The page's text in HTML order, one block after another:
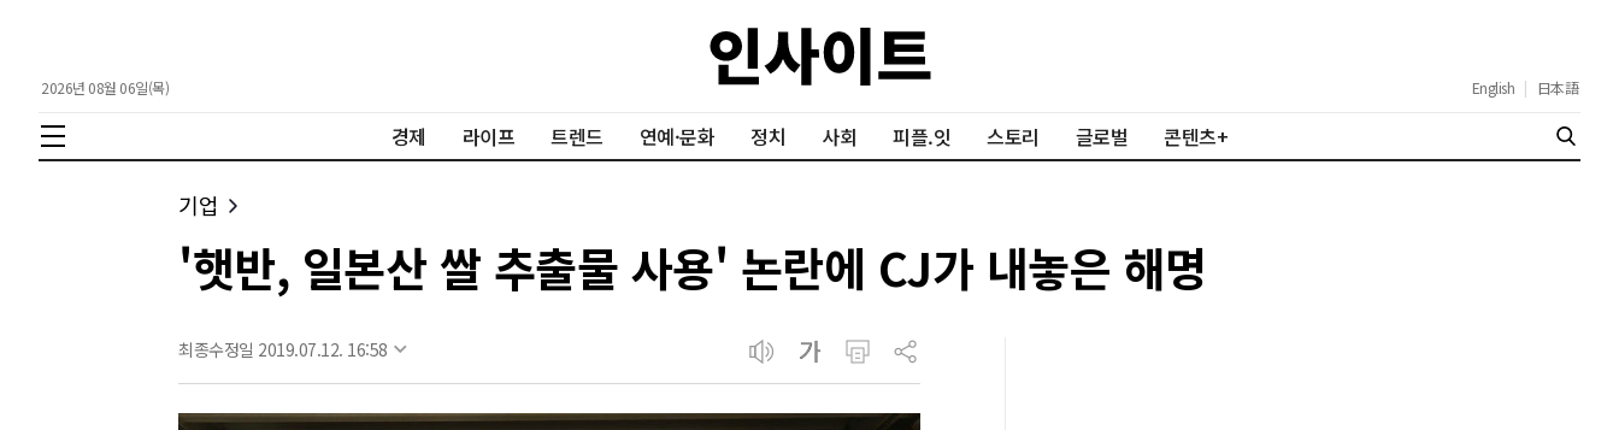
2026년 08월 06일(목) English | 日本語
경제 라이프 트렌드 연예·문화 정치 사회 피플.잇 스토리 글로벌 콘텐츠+
기업
'햇반, 일본산 쌀 추출물 사용' 논란에 CJ가 내놓은 해명
최종수정일 2019.07.12. 16:58